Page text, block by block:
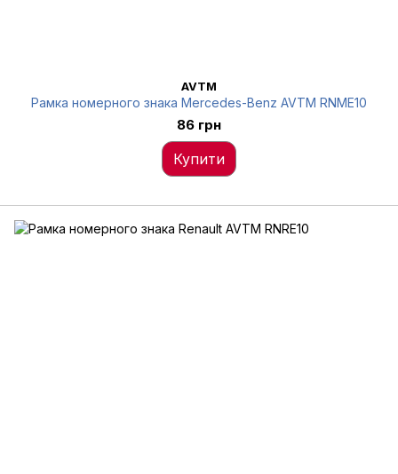
AVTM
Рамка номерного знака Mercedes-Benz AVTM RNME10
86 грн
Купити